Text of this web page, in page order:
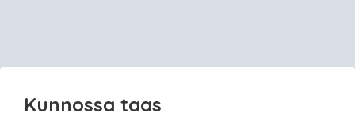
CONTENT
Kunnossa taas